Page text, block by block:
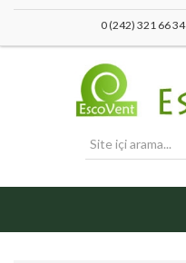
0 (242) 321 66 34